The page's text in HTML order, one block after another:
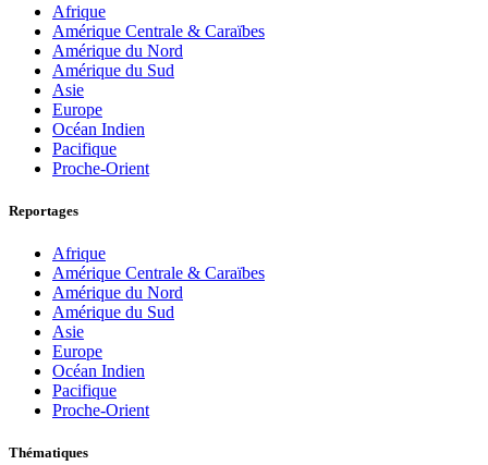
Afrique
Amérique Centrale & Caraïbes
Amérique du Nord
Amérique du Sud
Asie
Europe
Océan Indien
Pacifique
Proche-Orient
Reportages
Afrique
Amérique Centrale & Caraïbes
Amérique du Nord
Amérique du Sud
Asie
Europe
Océan Indien
Pacifique
Proche-Orient
Thématiques